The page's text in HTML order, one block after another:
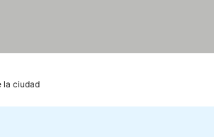
la ciudad